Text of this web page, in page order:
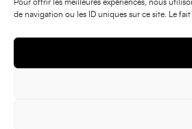
Pour offrir les meilleures expériences, nous
de navigation ou les ID uniques sur ce site. Le